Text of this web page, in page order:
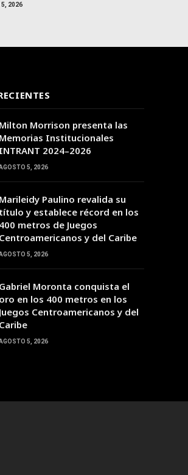
5, 2026
23:00
26°C
00:00
26°C
01:00
26°C
02:00
25°C
Milton Morrison presenta las
Memorias Institucionales
INTRANT 2024–2026
5, 2026
Marileidy Paulino revalida su
título y establece récord en los
400 metros de Juegos
Centroamericanos y del Caribe
5, 2026
Gabriel Moronta conquista el
oro en los 400 metros en los
Juegos Centroamericanos y del
Caribe
5, 2026